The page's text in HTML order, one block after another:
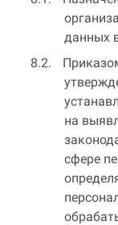
данных
на
сфере